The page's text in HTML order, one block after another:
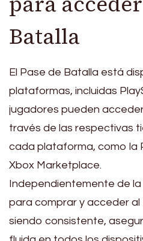
Batalla
El Pase de Batalla está
plataformas, incluidas
jugadores pueden
través de las respectivas
cada plataforma, como la
Xbox Marketplace.
Independientemente de
para comprar y acceder al
siendo consistente,